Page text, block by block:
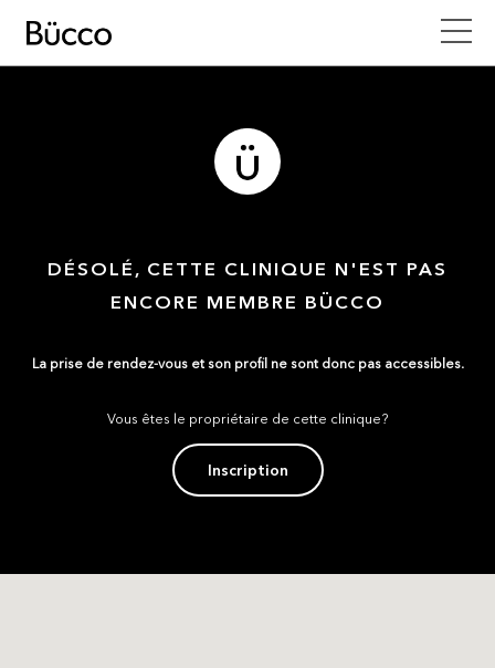
DÉSOLÉ, CETTE CLINIQUE N'EST PAS
ENCORE MEMBRE BÜCCO
La prise de rendez-vous et son profil ne sont donc pas accessibles.
Vous êtes le propriétaire de cette clinique?
Inscription